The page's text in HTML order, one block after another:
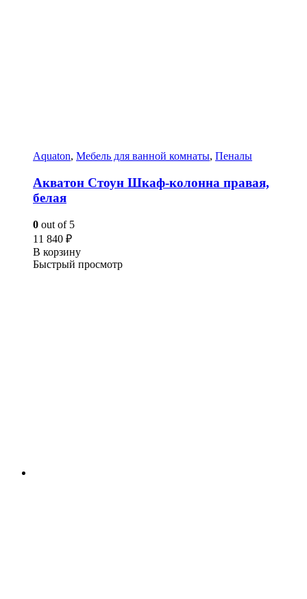
Aquaton, Мебель для ванной комнаты, Пеналы
Акватон Стоун Шкаф-колонна правая,
белая
0 out of 5
11 840 ₽
В корзину
Быстрый просмотр